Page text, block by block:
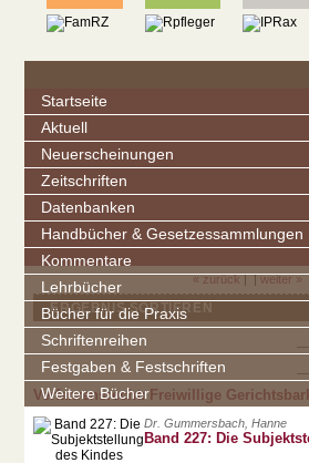
Startseite
Aktuell
Neuerscheinungen
Zeitschriften
Datenbanken
Handbücher & Gesetzessammlungen
Kommentare
Lehrbücher
Bücher für die Praxis
Schriftenreihen
Festgaben & Festschriften
Weitere Bücher
ERGEBNIS SORTIEREN
Verfahrensrecht: Freiwillige
Dr. Gummersbach, Hanne
Band 227: Die
« zurück| |weiter »